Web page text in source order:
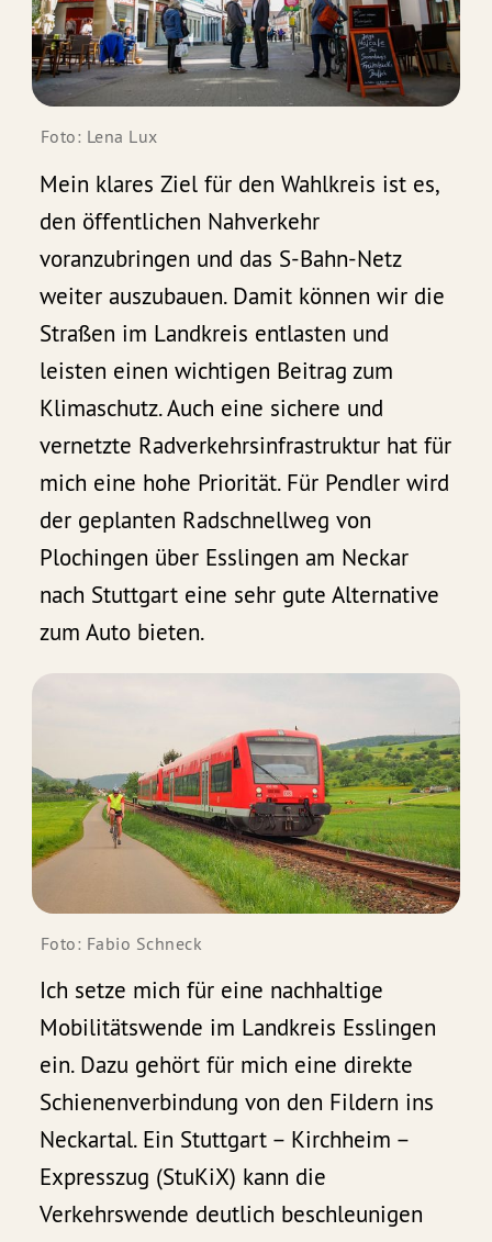
Foto: Lena Lux
Mein klares Ziel für den Wahlkreis ist es,
den öffentlichen Nahverkehr
voranzubringen und das S-Bahn-Netz
weiter auszubauen. Damit können wir die
Straßen im Landkreis entlasten und
leisten einen wichtigen Beitrag zum
Klimaschutz. Auch eine sichere und
vernetzte Radverkehrsinfrastruktur hat für
mich eine hohe Priorität. Für Pendler wird
der geplanten Radschnellweg von
Plochingen über Esslingen am Neckar
nach Stuttgart eine sehr gute Alternative
zum Auto bieten.
Foto: Fabio Schneck
Ich setze mich für eine nachhaltige
Mobilitätswende im Landkreis Esslingen
ein. Dazu gehört für mich eine direkte
Schienenverbindung von den Fildern ins
Neckartal. Ein Stuttgart – Kirchheim –
Expresszug (StuKiX) kann die
Verkehrswende deutlich beschleunigen